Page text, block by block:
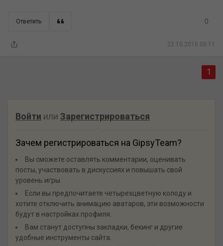
Ответить
22.10.2010 05:11
0
1
Войти или Зарегистрироваться
Зачем регистрироваться на GipsyTeam?
Вы сможете оставлять комментарии, оценивать
посты, участвовать в дискуссиях и повышать свой
уровень игры.
Если вы предпочитаете четырехцветную колоду и
хотите отключить анимацию аватаров, эти возможности
будут в настройках профиля.
Вам станут доступны закладки, бекинг и другие
удобные инструменты сайта.